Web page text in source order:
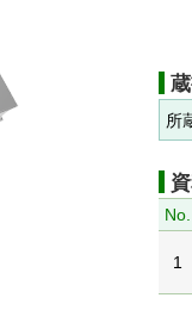
所
No.
1